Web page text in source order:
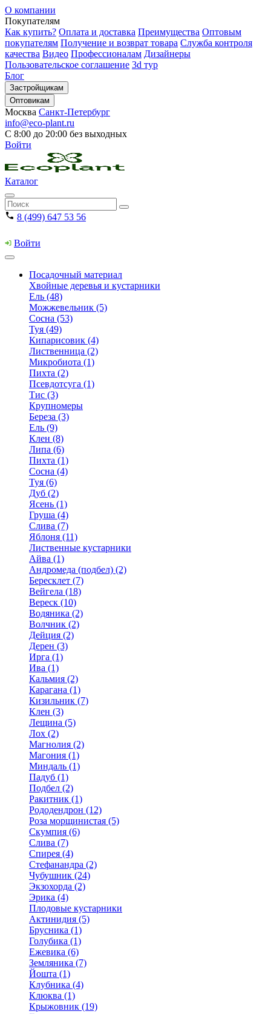
О компании
Покупателям
Как купить? Оплата и доставка Преимущества Оптовым
покупателям Получение и возврат товара Служба контроля
качества Видео Профессионалам Дизайнеры
Пользовательское соглашение 3d тур
Блог
Застройщикам
Оптовикам
Москва Санкт-Петербург
info@eco-plant.ru
С 8:00 до 20:00 без выходных
Войти
Каталог
8 (499) 647 53 56
Войти
Посадочный материал
Хвойные деревья и кустарники
Ель (48)
Можжевельник (5)
Сосна (53)
Туя (49)
Кипарисовик (4)
Лиственница (2)
Микробиота (1)
Пихта (2)
Псевдотсуга (1)
Тис (3)
Крупномеры
Береза (3)
Ель (9)
Клен (8)
Липа (6)
Пихта (1)
Сосна (4)
Туя (6)
Дуб (2)
Ясень (1)
Груша (4)
Слива (7)
Яблоня (11)
Лиственные кустарники
Айва (1)
Андромеда (подбел) (2)
Бересклет (7)
Вейгела (18)
Вереск (10)
Водяника (2)
Волчник (2)
Дейция (2)
Дерен (3)
Ирга (1)
Ива (1)
Кальмия (2)
Карагана (1)
Кизильник (7)
Клен (3)
Лещина (5)
Лох (2)
Магнолия (2)
Магония (1)
Миндаль (1)
Падуб (1)
Подбел (2)
Ракитник (1)
Рододендрон (12)
Роза морщинистая (5)
Скумпия (6)
Слива (7)
Спирея (4)
Стефанандра (2)
Чубушник (24)
Экзохорда (2)
Эрика (4)
Плодовые кустарники
Актинидия (5)
Брусника (1)
Голубика (1)
Ежевика (6)
Земляника (7)
Йошта (1)
Клубника (4)
Клюква (1)
Крыжовник (19)